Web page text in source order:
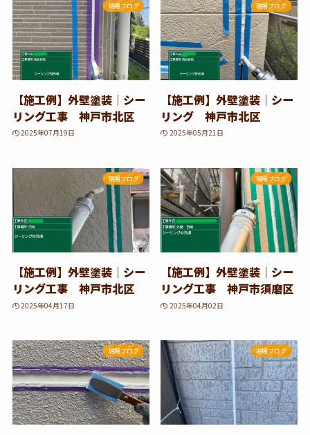
現場ブログ
【施工例】外壁塗装｜シー
リング工事 神戸市北区
2025年07月19日
現場ブログ
【施工例】外壁塗装｜シー
リング 神戸市北区
2025年05月21日
現場ブログ
【施工例】外壁塗装｜シー
リング工事 神戸市北区
2025年04月17日
現場ブログ
【施工例】外壁塗装｜シー
リング工事 神戸市須磨区
2025年04月02日
現場ブログ 現場ブログ